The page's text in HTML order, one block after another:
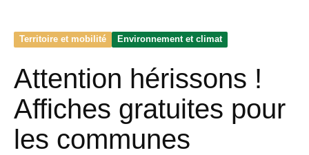
Territoire et mobilité Environnement et climat
Attention hérissons !
Affiches gratuites pour
les communes